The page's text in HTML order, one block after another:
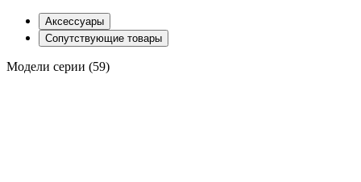
Аксессуары
Сопутствующие товары
Модели серии (59)